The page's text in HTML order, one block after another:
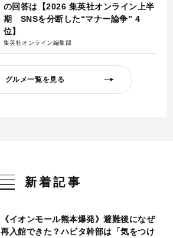
の回答は【2026 集英社オンライン上半
期 SNSを分断した“マナー論争” 4
位】
集英社オンライン編集部
グルメ一覧を見る
新着記事
《イオンモール熊本爆発》避難後になぜ
再入館できた？ハビタ幹部は「気をつけ